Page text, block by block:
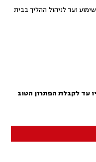
ועד לניהול ההליך בבית
עד לקבלת הפתרון הטוב